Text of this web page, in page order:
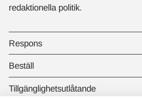
redaktionella politik.
Respons
Beställ
Tillgänglighetsutlåtande